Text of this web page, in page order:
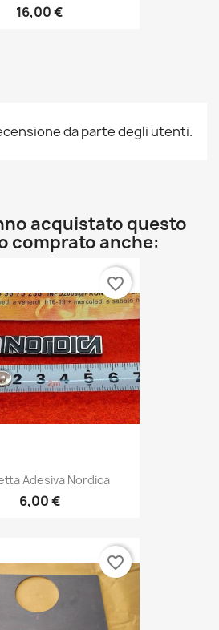
16,00 €
da parte degli utenti.
acquistato questo
comprato anche:
Adesiva Nordica
6,00 €
favorite_border
favorite_border